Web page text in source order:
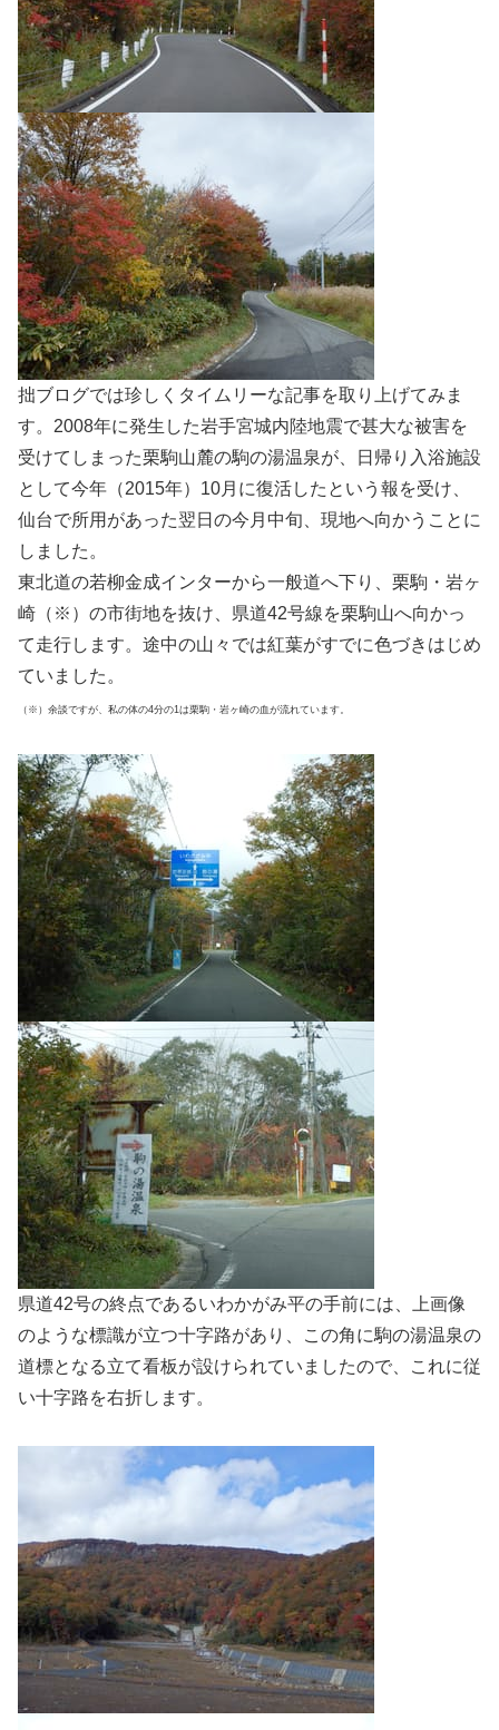
拙ブログでは珍しくタイムリーな記事を取り上げてみま
す。2008年に発生した岩手宮城内陸地震で甚大な被害を
受けてしまった栗駒山麓の駒の湯温泉が、日帰り入浴施設
として今年（2015年）10月に復活したという報を受け、
仙台で所用があった翌日の今月中旬、現地へ向かうことに
しました。
東北道の若柳金成インターから一般道へ下り、栗駒・岩ヶ
崎（※）の市街地を抜け、県道42号線を栗駒山へ向かっ
て走行します。途中の山々では紅葉がすでに色づきはじめ
ていました。
（※）余談ですが、私の体の4分の1は栗駒・岩ヶ崎の血が流れています。
県道42号の終点であるいわかがみ平の手前には、上画像
のような標識が立つ十字路があり、この角に駒の湯温泉の
道標となる立て看板が設けられていましたので、これに従
い十字路を右折します。